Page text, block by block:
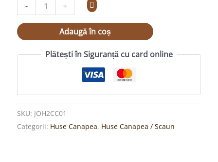
- +
Adaugă în coș
Plătești în Siguranță cu card online
SKU: JOH2CC01
Categorii: Huse Canapea, Huse Canapea / Scaun